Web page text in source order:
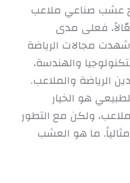
عشب صناعي ملاعب
فعلى مدى
شهدت مجالات الرياضة
والهندسة،
الرياضة والملاعب.
هو الخيار
ولكن مع التطور
ما هو العشب